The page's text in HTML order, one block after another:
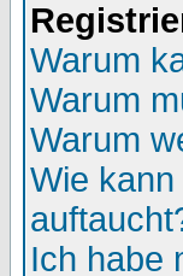
Warum
Warum
Warum
Wie
Ich habe